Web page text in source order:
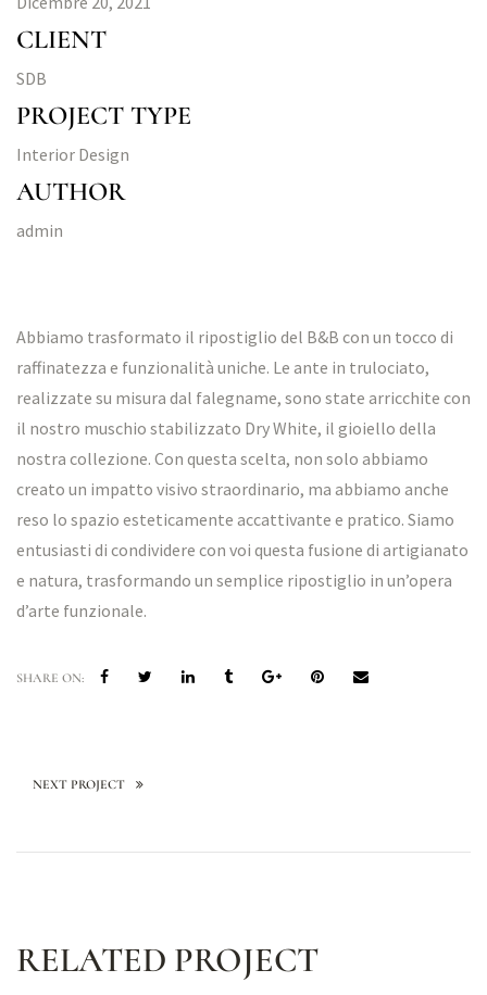
CLIENT
SDB
PROJECT TYPE
Interior Design
AUTHOR
admin
Abbiamo trasformato il ripostiglio del B&B con un tocco di
raffinatezza e funzionalità uniche. Le ante in trulociato,
realizzate su misura dal falegname, sono state arricchite con
il nostro muschio stabilizzato Dry White, il gioiello della
nostra collezione. Con questa scelta, non solo abbiamo
creato un impatto visivo straordinario, ma abbiamo anche
reso lo spazio esteticamente accattivante e pratico. Siamo
entusiasti di condividere con voi questa fusione di artigianato
e natura, trasformando un semplice ripostiglio in un’opera
d’arte funzionale.
SHARE ON:
NEXT PROJECT
RELATED PROJECT